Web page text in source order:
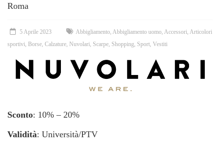
Roma
5 Aprile 2023 Abbigliamento Abbigliamento uomo Accessori Articolori
sportivi Borse Calzature Nuvolari Scarpe Shopping Sport Vestiti
Sconto: 10% – 20%
Validità: Università/PTV